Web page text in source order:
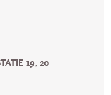
19, 20